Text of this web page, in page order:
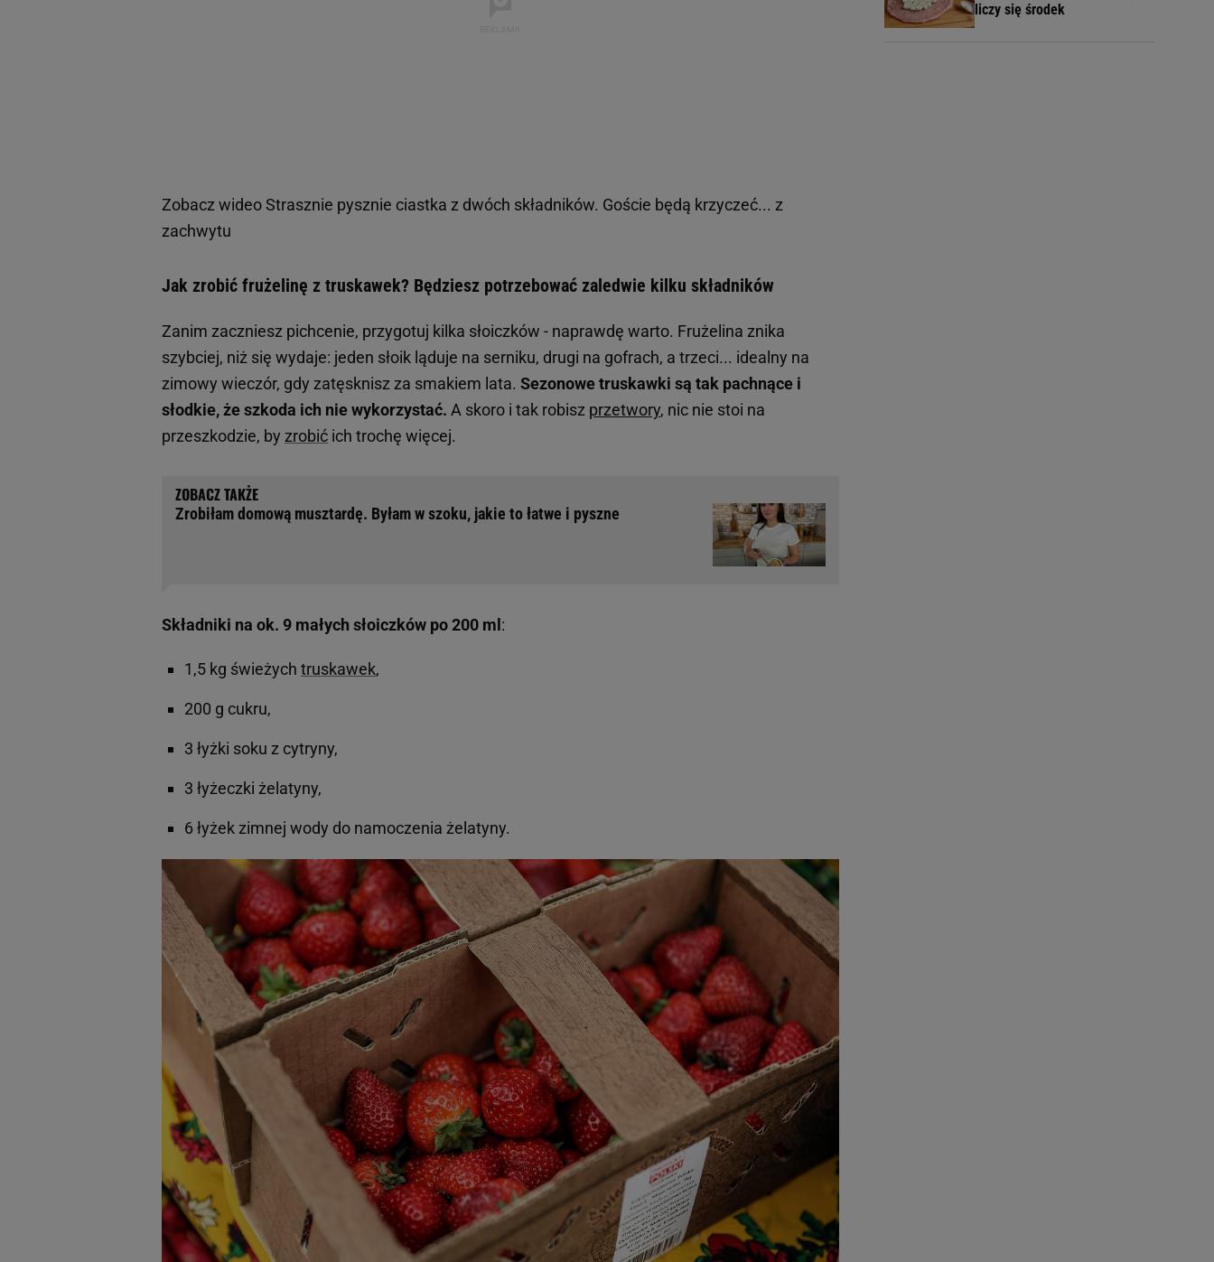
Zobacz wideoStrasznie pysznie ciastka z dwóch składników. Goście będą krzyczeć... z
zachwytu
Jak zrobić frużelinę z truskawek? Będziesz potrzebować zaledwie kilku składników
Zanim zaczniesz pichcenie, przygotuj kilka słoiczków - naprawdę warto. Frużelina znika
szybciej, niż się wydaje: jeden słoik ląduje na serniku, drugi na gofrach, a trzeci... idealny na
zimowy wieczór, gdy zatęsknisz za smakiem lata. Sezonowe truskawki są tak pachnące i
słodkie, że szkoda ich nie wykorzystać. A skoro i tak robisz przetwory, nic nie stoi na
przeszkodzie, by zrobić ich trochę więcej.
Zrobiłam domową musztardę. Byłam w szoku, jakie to łatwe i pyszne
Składniki na ok. 9 małych słoiczków po 200 ml :
1,5 kg świeżych truskawek,
200 g cukru,
3 łyżki soku z cytryny,
3 łyżeczki żelatyny,
6 łyżek zimnej wody do namoczenia żelatyny.
liczy się środek